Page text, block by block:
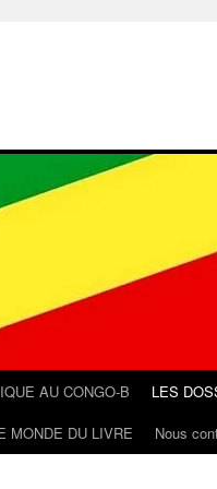
AU CONGO-B LES
MONDE DU LIVRE Nous